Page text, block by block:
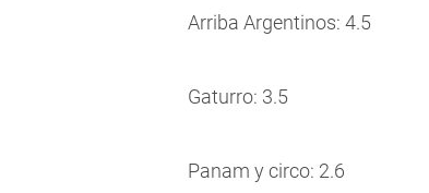
Arriba Argentinos: 4.5
Gaturro: 3.5
Panam y circo: 2.6